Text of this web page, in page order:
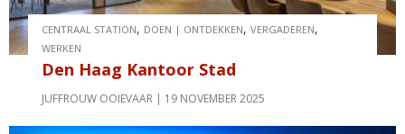
CENTRAAL STATION, DOEN | ONTDEKKEN,VERGADEREN,
WERKEN
Den Haag Kantoor Stad
JUFFROUW OOIEVAAR 19 NOVEMBER 2025